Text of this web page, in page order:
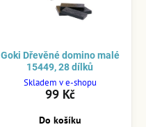
Goki Dřevěné domino malé
15449, 28 dílků
Skladem v e-shopu
99 Kč
Do košíku